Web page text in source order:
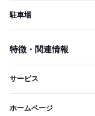
駐車場
特徴・関連情報
サービス
ホームページ